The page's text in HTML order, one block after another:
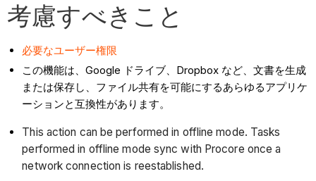
考慮すべきこと
必要なユーザー権限
この機能は、Google ドライブ、Dropbox など、文書を生成
または保存し、ファイル共有を可能にするあらゆるアプリケ
ーションと互換性があります。
This action can be performed in offline mode. Tasks
performed in offline mode sync with Procore once a
network connection is reestablished.